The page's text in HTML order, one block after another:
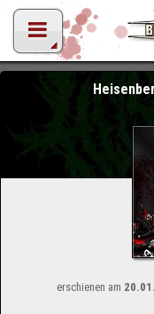
erschienen am